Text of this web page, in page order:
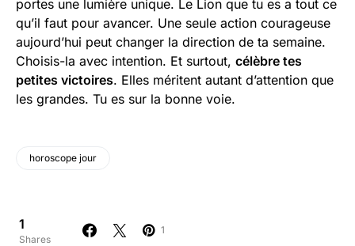
portes une lumière unique. Le Lion que tu es a tout ce
qu’il faut pour avancer. Une seule action courageuse
aujourd’hui peut changer la direction de ta semaine.
Choisis-la avec intention. Et surtout, célèbre tes
petites victoires. Elles méritent autant d’attention que
les grandes. Tu es sur la bonne voie.
horoscope jour
1
Shares
1